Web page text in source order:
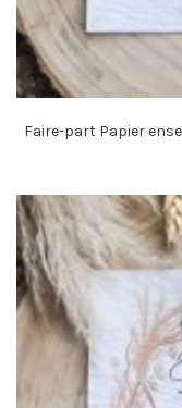
Faire-part Papier